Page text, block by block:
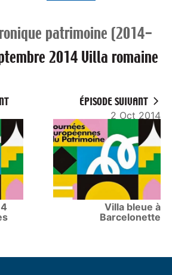
patrimoine (2014-
2014 Villa romaine
ÉPISODE SUIVANT
2 Oct 2014
Villa bleue à
Barcelonette